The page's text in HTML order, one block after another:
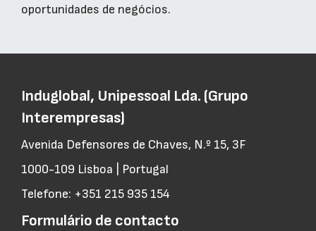
oportunidades de negócios.
Induglobal, Unipessoal Lda. (Grupo
Interempresas)
Avenida Defensores de Chaves, N.º 15, 3F
1000-109 Lisboa | Portugal
Telefone: +351 215 935 154
Formulário de contacto